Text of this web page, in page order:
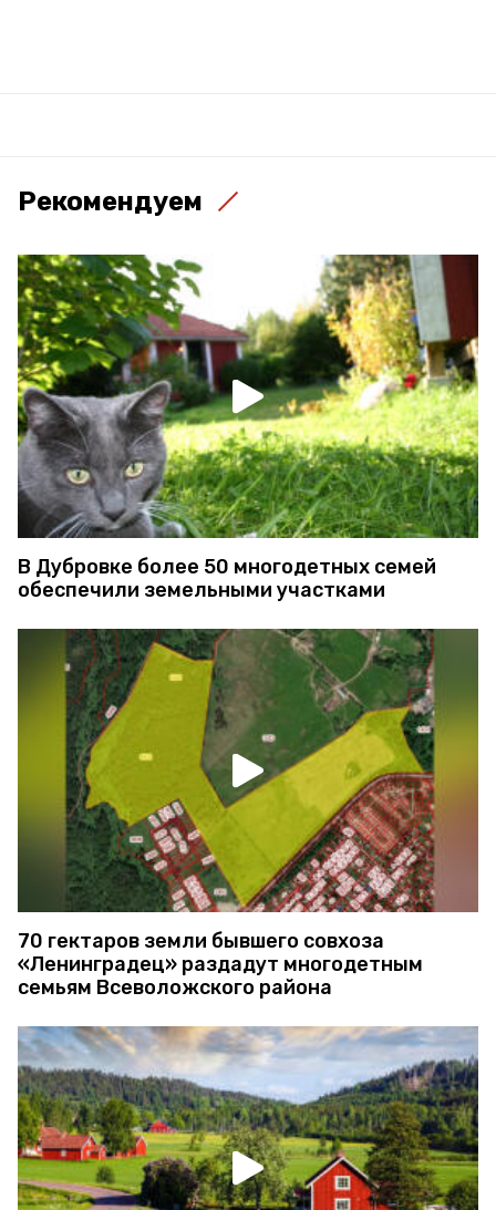
Рекомендуем
В Дубровке более 50 многодетных семей
обеспечили земельными участками
70 гектаров земли бывшего совхоза
«Ленинградец» раздадут многодетным
семьям Всеволожского района